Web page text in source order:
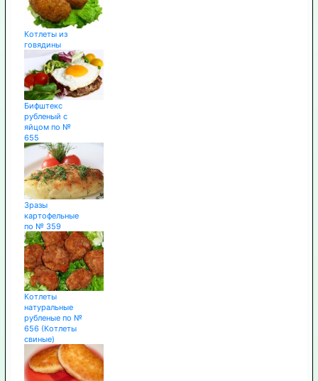
Котлеты из
говядины
Бифштекс
рубленый с
яйцом по №
655
Зразы
картофельные
по № 359
Котлеты
натуральные
рубленые по №
656 (Котлеты
свиные)